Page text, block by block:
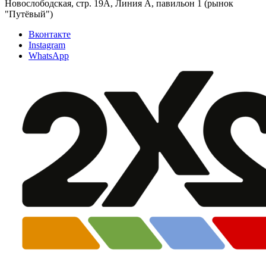
Новослободская, стр. 19А, Линия А, павильон 1 (рынок
"Путёвый")
Вконтакте
Instagram
WhatsApp